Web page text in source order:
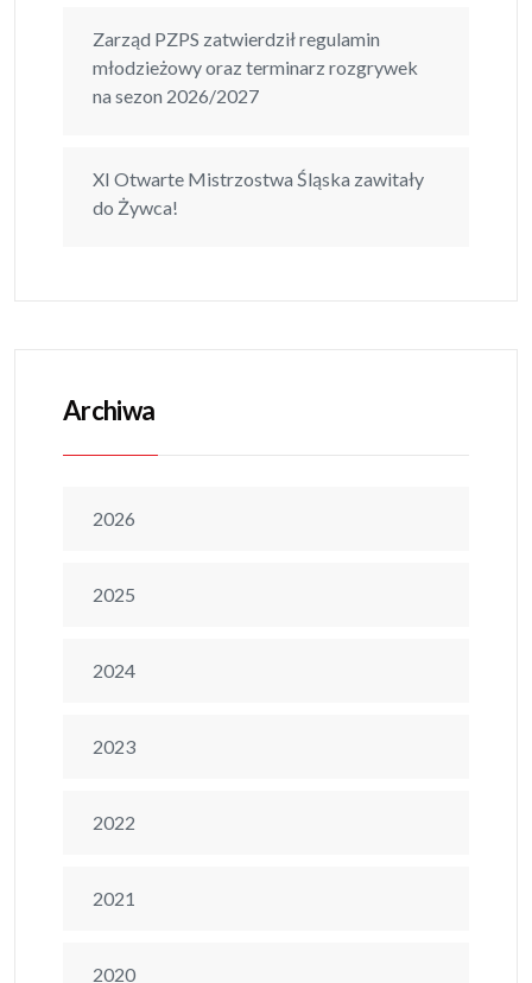
Zarząd PZPS zatwierdził regulamin
młodzieżowy oraz terminarz rozgrywek
na sezon 2026/2027
XI Otwarte Mistrzostwa Śląska zawitały
do Żywca!
Archiwa
2026
2025
2024
2023
2022
2021
2020